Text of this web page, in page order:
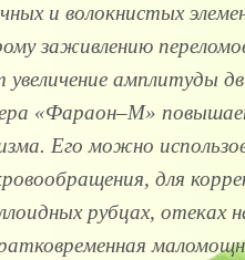
и волокнистых
заживлению
амплитуды
«Фараон–М»
Его можно
для
рубцах, отеках